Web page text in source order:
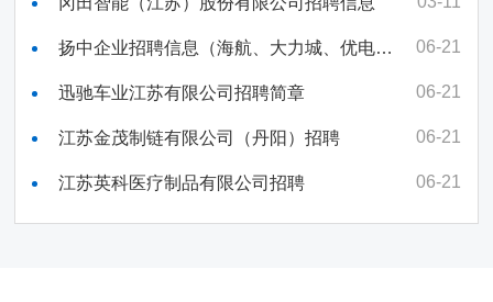
06-21
扬中企业招聘信息（海航、大力城、优电电
06-21
迅驰车业江苏有限公司招聘简章
06-21
江苏金茂制链有限公司（丹阳）招聘
06-21
江苏英科医疗制品有限公司招聘